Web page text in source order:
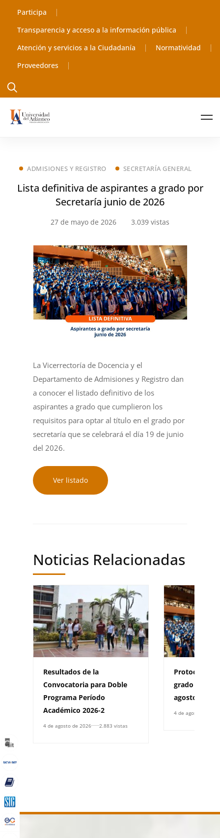
Participa
Transparencia y acceso a la información pública
Atención y servicios a la Ciudadanía
Normatividad
Proveedores
ADMISIONES Y REGISTRO SECRETARÍA GENERAL
Lista definitiva de aspirantes a grado por
Secretaría junio de 2026
27 de mayo de 2026 3.039 vistas
La Vicerrectoría de Docencia y el
Departamento de Admisiones y Registro dan
a conocer el listado definitivo de los
aspirantes a grado que cumplieron los
requisitos para optar al título en el grado por
secretaría que se celebrará el día 19 de junio
del 2026.
Ver listado
Noticias Relacionadas
Resultados de la
Convocatoria para Doble
Programa Período
Académico 2026-2
4 de agosto de 2026 2.883 vistas
Protocolo y
grado por
agosto de
4 de agosto de